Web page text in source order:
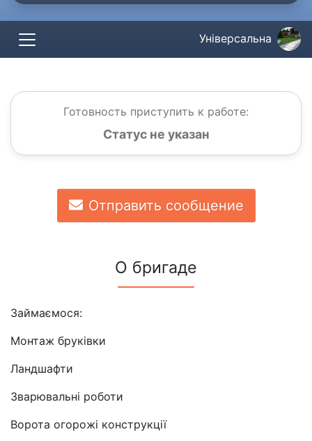
Універсальна
Готовность приступить к работе:
Статус не указан
Отправить сообщение
О бригаде
Займаємося:
Монтаж бруківки
Ландшафти
Зварювальні роботи
Ворота огорожі конструкції